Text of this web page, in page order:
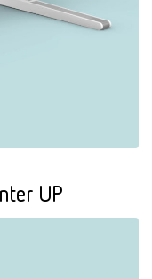
UP